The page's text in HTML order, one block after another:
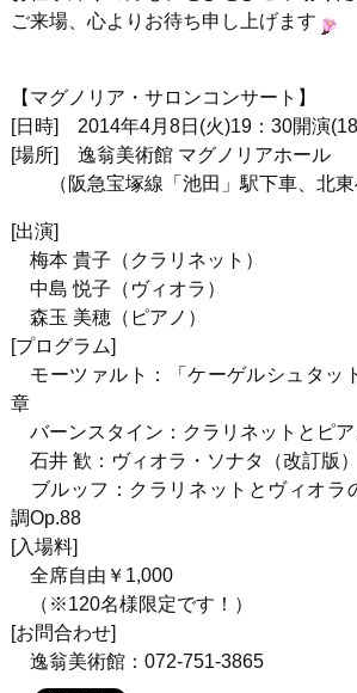
ご来場、心よりお待ち申し上げます
【マグノリア・サロンコンサート】
[日時] 2014年4月8日(火)19：30開演(18
[場所] 逸翁美術館 マグノリアホール
（阪急宝塚線「池田」駅下車、北東
[出演]
梅本 貴子（クラリネット）
中島 悦子（ヴィオラ）
森玉 美穂（ピアノ）
[プログラム]
モーツァルト：「ケーゲルシュタッ
章
バーンスタイン：クラリネットとピア
石井 歓：ヴィオラ・ソナタ（改訂版）
ブルッフ：クラリネットとヴィオラ
調Op.88
[入場料]
全席自由￥1,000
（※120名様限定です！）
[お問合わせ]
逸翁美術館：072-751-3865